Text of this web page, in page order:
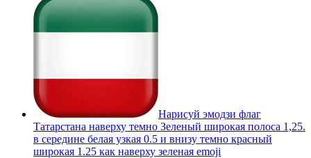
Нарисуй эмодзи флаг
Татарстана наверху темно Зеленый широкая полоса 1,25.
в середине белая узкая 0.5 и внизу темно красный
широкая 1.25 как наверху зеленая emoji